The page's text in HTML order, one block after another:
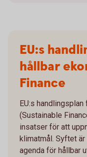
EU:s
hållbar
Finance
EU:s
(Sustainable
insatser för att
klimatmål. Syftet
agenda för hållbar